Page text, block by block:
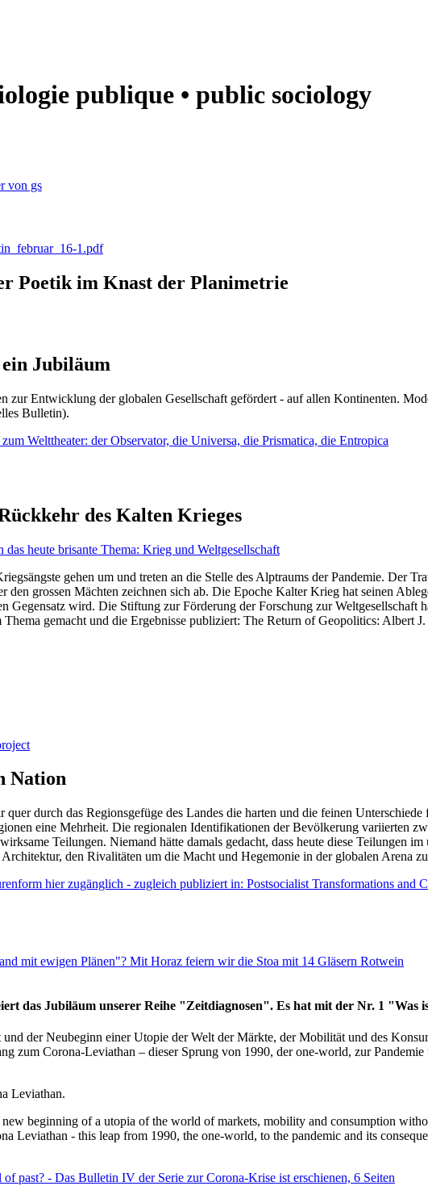
publique • public sociology
von gs
1.pdf
Poetik im Knast der Planimetrie
Jubiläum
zur Entwicklung der globalen Gesellschaft gefördert - auf allen Kontinenten.
Bulletin).
Welttheater: der Observator, die Universa, die Prismatica, die Entropica
des Kalten Krieges
heute brisante Thema: Krieg und Weltgesellschaft
gehen um und treten an die Stelle des Alptraums der Pandemie. Der
den grossen Mächten zeichnen sich ab. Die Epoche Kalter Krieg hat seinen
Gegensatz wird. Die Stiftung zur Förderung der Forschung zur Weltgesellschaft
gemacht und die Ergebnisse publiziert: The Return of Geopolitics: Albert
Nation
durch das Regionsgefüge des Landes die harten und die feinen
eine Mehrheit. Die regionalen Identifikationen der Bevölkerung variierten
Teilungen. Niemand hätte damals gedacht, dass heute diese Teilungen
den Rivalitäten um die Macht und Hegemonie in der globalen Arena
hier zugänglich - zugleich publiziert in: Postsocialist Transformations
mit ewigen Plänen"? Mit Horaz feiern wir die Stoa mit 14 Gläsern Rotwein
das Jubiläum unserer Reihe "Zeitdiagnosen". Es hat mit der Nr. 1 "Was
der Neubeginn einer Utopie der Welt der Märkte, der Mobilität und des
zum Corona-Leviathan – dieser Sprung von 1990, der one-world, zur
Leviathan.
beginning of a utopia of the world of markets, mobility and consumption
Leviathan - this leap from 1990, the one-world, to the pandemic and its
past? - Das Bulletin IV der Serie zur Corona-Krise ist erschienen, 6 Seiten